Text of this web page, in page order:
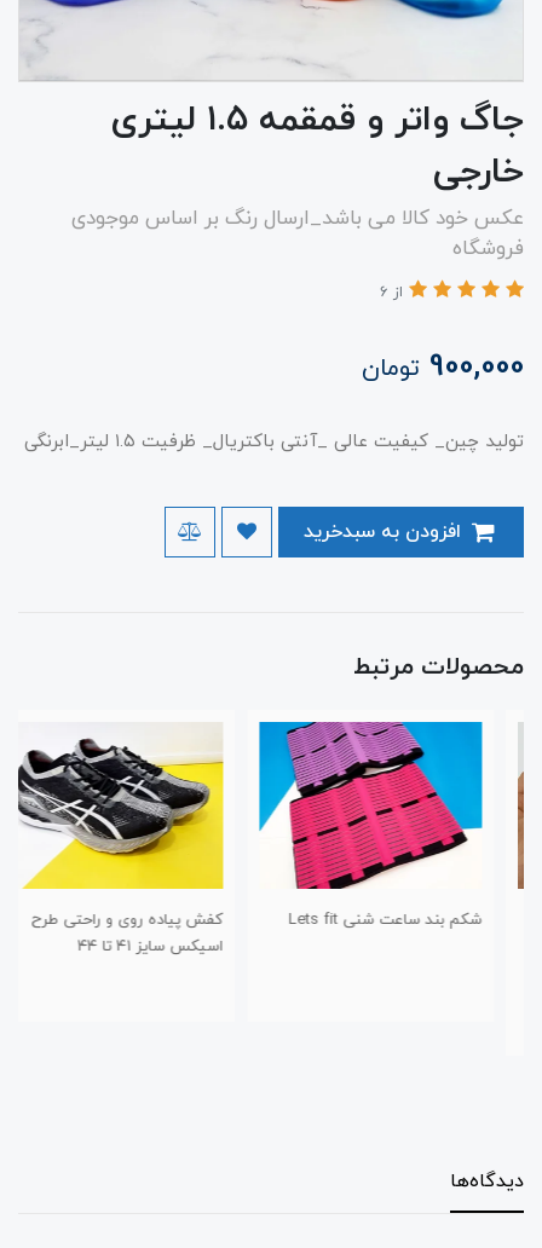
جاگ واتر و قمقمه ۱.۵ لیتری
خارجی
عکس خود کالا می باشد_ارسال رنگ بر اساس موجودی
فروشگاه
از 6
900,000 تومان
تولید چین_ کیفیت عالی _آنتی باکتریال_ ظرفیت ۱.۵ لیتر_ابرنگی
محصولات مرتبط
شکم بند ساعت شنی Lets fit
کفش پیاده روی و راحتی طرح
اسیکس سایز ۴۱ تا ۴۴
دیدگاه‌ها